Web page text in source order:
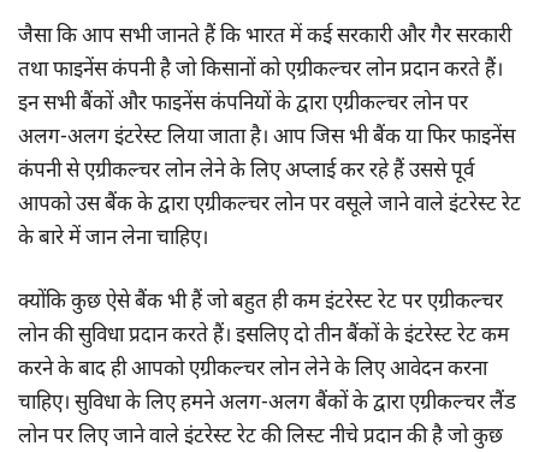
जैसा कि आप सभी जानते हैं कि भारत में कई सरकारी और गैर सरकारी
तथा फाइनेंस कंपनी है जो किसानों को एग्रीकल्चर लोन प्रदान करते हैं।
इन सभी बैंकों और फाइनेंस कंपनियों के द्वारा एग्रीकल्चर लोन पर
अलग-अलग इंटरेस्ट लिया जाता है। आप जिस भी बैंक या फिर फाइनेंस
कंपनी से एग्रीकल्चर लोन लेने के लिए अप्लाई कर रहे हैं उससे पूर्व
आपको उस बैंक के द्वारा एग्रीकल्चर लोन पर वसूले जाने वाले इंटरेस्ट रेट
के बारे में जान लेना चाहिए।
क्योंकि कुछ ऐसे बैंक भी हैं जो बहुत ही कम इंटरेस्ट रेट पर एग्रीकल्चर
लोन की सुविधा प्रदान करते हैं। इसलिए दो तीन बैंकों के इंटरेस्ट रेट कम
करने के बाद ही आपको एग्रीकल्चर लोन लेने के लिए आवेदन करना
चाहिए। सुविधा के लिए हमने अलग-अलग बैंकों के द्वारा एग्रीकल्चर लैंड
लोन पर लिए जाने वाले इंटरेस्ट रेट की लिस्ट नीचे प्रदान की है जो कुछ